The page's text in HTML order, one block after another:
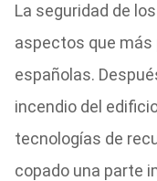
La seguridad de
aspectos que más
españolas.
incendio del
tecnologías de
copado una parte